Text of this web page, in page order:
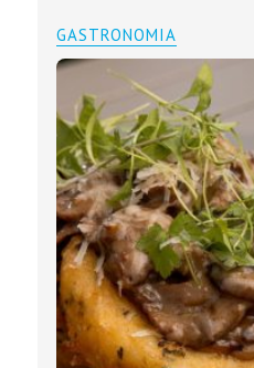
GASTRONOMIA